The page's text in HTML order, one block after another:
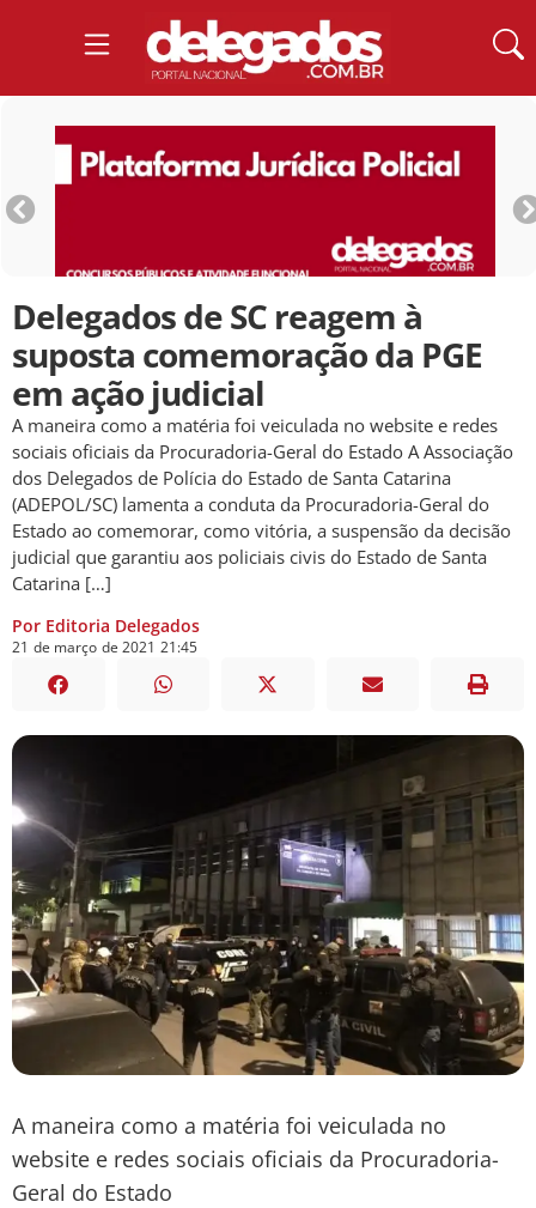
Delegados de SC reagem à
suposta comemoração da PGE
em ação judicial
A maneira como a matéria foi veiculada no website e redes
sociais oficiais da Procuradoria-Geral do Estado A Associação
dos Delegados de Polícia do Estado de Santa Catarina
(ADEPOL/SC) lamenta a conduta da Procuradoria-Geral do
Estado ao comemorar, como vitória, a suspensão da decisão
judicial que garantiu aos policiais civis do Estado de Santa
Catarina […]
Por Editoria Delegados
21 de março de 2021 21:45
A maneira como a matéria foi veiculada no
website e redes sociais oficiais da Procuradoria-
Geral do Estado